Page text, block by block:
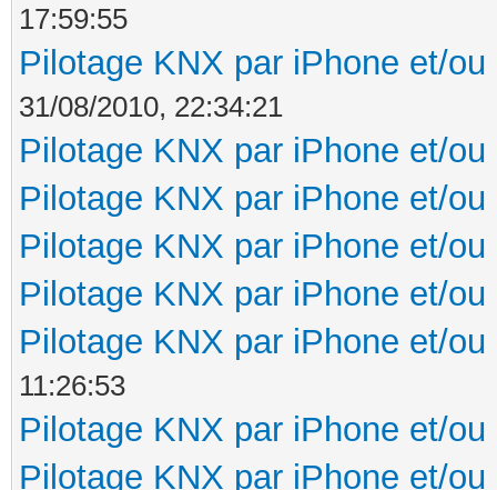
17:59:55
Pilotage KNX par iPhone et/ou
31/08/2010, 22:34:21
Pilotage KNX par iPhone et/ou
Pilotage KNX par iPhone et/ou
Pilotage KNX par iPhone et/ou
Pilotage KNX par iPhone et/ou
Pilotage KNX par iPhone et/ou
11:26:53
Pilotage KNX par iPhone et/ou
Pilotage KNX par iPhone et/ou